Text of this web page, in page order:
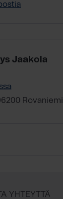
Jaakola
Rovaniemi
YHTEYTTÄ